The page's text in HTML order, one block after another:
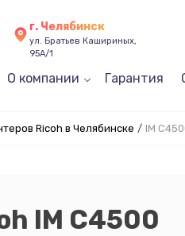
г. Челябинск
ул. Братьев Кашириных,
95А/1
О компании Гарантия
Ricoh в Челябинске / IM
IM C4500